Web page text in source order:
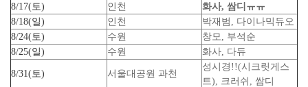
8/17(토)
인천
화사, 쌈디ㅠㅠ
8/18(일)
인천
박재범, 다이나믹듀오
8/24(토)
수원
창모, 부석순
8/25(일)
수원 화사, 다듀
8/31(토) 서울대공원 과천
성시경!!(시크릿게스
트), 크러쉬, 쌈디